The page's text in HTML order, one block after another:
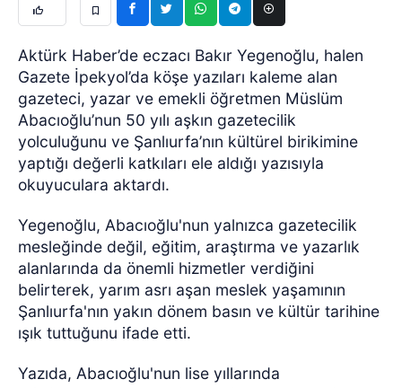
Aktürk Haber’de eczacı Bakır Yegenoğlu, halen
Gazete İpekyol’da köşe yazıları kaleme alan
gazeteci, yazar ve emekli öğretmen Müslüm
Abacıoğlu’nun 50 yılı aşkın gazetecilik
yolculuğunu ve Şanlıurfa’nın kültürel birikimine
yaptığı değerli katkıları ele aldığı yazısıyla
okuyuculara aktardı.
Yegenoğlu, Abacıoğlu'nun yalnızca gazetecilik
mesleğinde değil, eğitim, araştırma ve yazarlık
alanlarında da önemli hizmetler verdiğini
belirterek, yarım asrı aşan meslek yaşamının
Şanlıurfa'nın yakın dönem basın ve kültür tarihine
ışık tuttuğunu ifade etti.
Yazıda, Abacıoğlu'nun lise yıllarında